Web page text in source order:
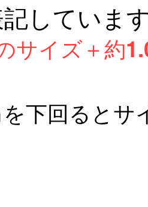
していま
サイズ＋約
下回るとサ